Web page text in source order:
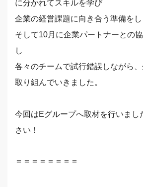
に分かれてスキルを学び
企業の経営課題に向き合う準備をし
そして10月に企業パートナーとの
し
各々のチームで試行錯誤しながら
取り組んでいきました。
今回はEグループへ取材を行いまし
さい！
＝＝＝＝＝＝＝＝